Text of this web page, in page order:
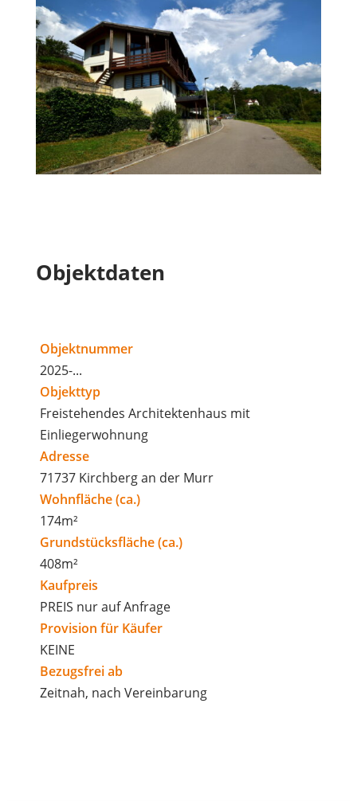
Objektdaten
Objektnummer
2025-...
Objekttyp
Freistehendes Architektenhaus mit
Einliegerwohnung
Adresse
71737 Kirchberg an der Murr
Wohnfläche (ca.)
174m²
Grundstücksfläche (ca.)
408m²
Kaufpreis
PREIS nur auf Anfrage
Provision für Käufer
KEINE
Bezugsfrei ab
Zeitnah, nach Vereinbarung